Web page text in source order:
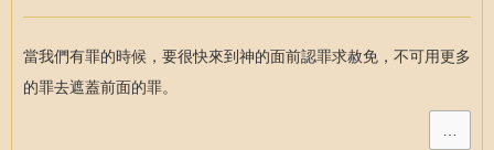
當我們有罪的時候，要很快來到神的面前認罪求赦免，不可用更多
的罪去遮蓋前面的罪。
…